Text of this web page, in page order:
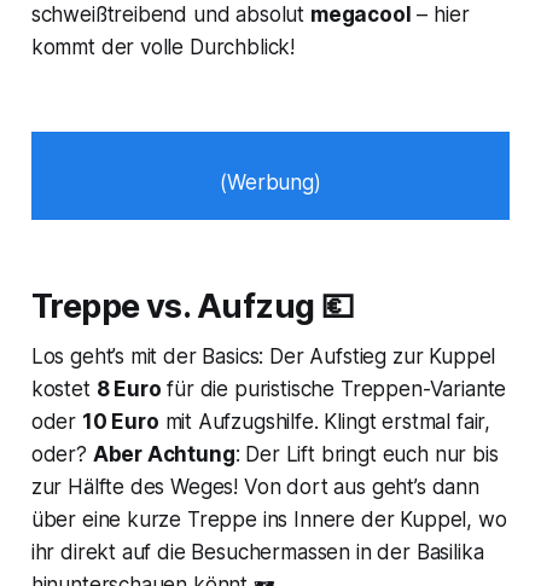
schweißtreibend und absolut megacool – hier
kommt der volle Durchblick!
(Werbung)
Treppe vs. Aufzug 💶
Los geht’s mit der Basics: Der Aufstieg zur Kuppel
kostet 8 Euro für die puristische Treppen-Variante
oder 10 Euro mit Aufzugshilfe. Klingt erstmal fair,
oder? Aber Achtung: Der Lift bringt euch nur bis
zur Hälfte des Weges! Von dort aus geht’s dann
über eine kurze Treppe ins Innere der Kuppel, wo
ihr direkt auf die Besuchermassen in der Basilika